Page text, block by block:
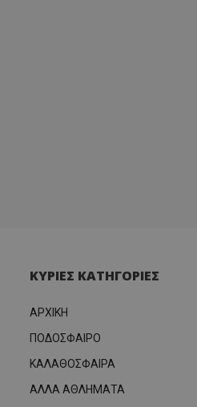
ΚΥΡΙΕΣ ΚΑΤΗΓΟΡΙΕΣ
ΑΡΧΙΚΗ
ΠΟΔΟΣΦΑΙΡΟ
ΚΑΛΑΘΟΣΦΑΙΡΑ
ΑΛΛΑ ΑΘΛΗΜΑΤΑ